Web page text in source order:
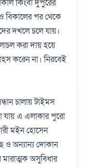
কিংবা দুপুরের
বিকালের পর থেকে
দখলে চলে যায়।
করা দায় হয়ে
করেন না। নিরবেই
চালায় টাইমস
যায় এ এলাকার পুরো
মইন হোসেন
ও অন্যান্য দোকান
অসুবিধার